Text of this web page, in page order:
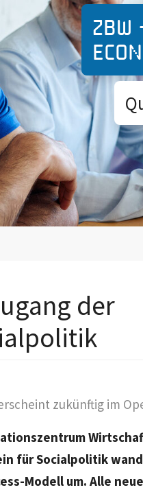
der
zukünftig im
für Socialpolitik
Modell um. Alle